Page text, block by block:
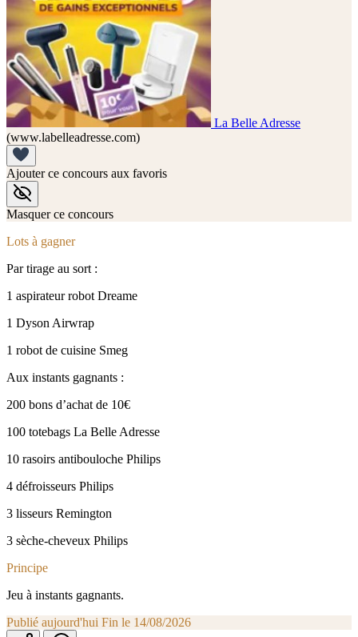
La Belle Adresse
(www.labelleadresse.com)
Ajouter ce concours aux favoris
Masquer ce concours
Lots à gagner
Par tirage au sort :
1 aspirateur robot Dreame
1 Dyson Airwrap
1 robot de cuisine Smeg
Aux instants gagnants :
200 bons d’achat de 10€
100 totebags La Belle Adresse
10 rasoirs antibouloche Philips
4 défroisseurs Philips
3 lisseurs Remington
3 sèche-cheveux Philips
Principe
Jeu à instants gagnants.
Publié aujourd'hui Fin le 14/08/2026